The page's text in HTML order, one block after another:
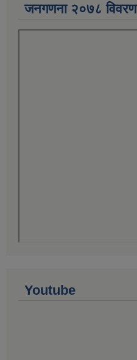
जनगणना २०७८ विवरण
Youtube